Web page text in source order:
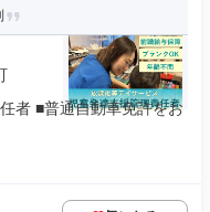
者 ■普通自動車免許をお